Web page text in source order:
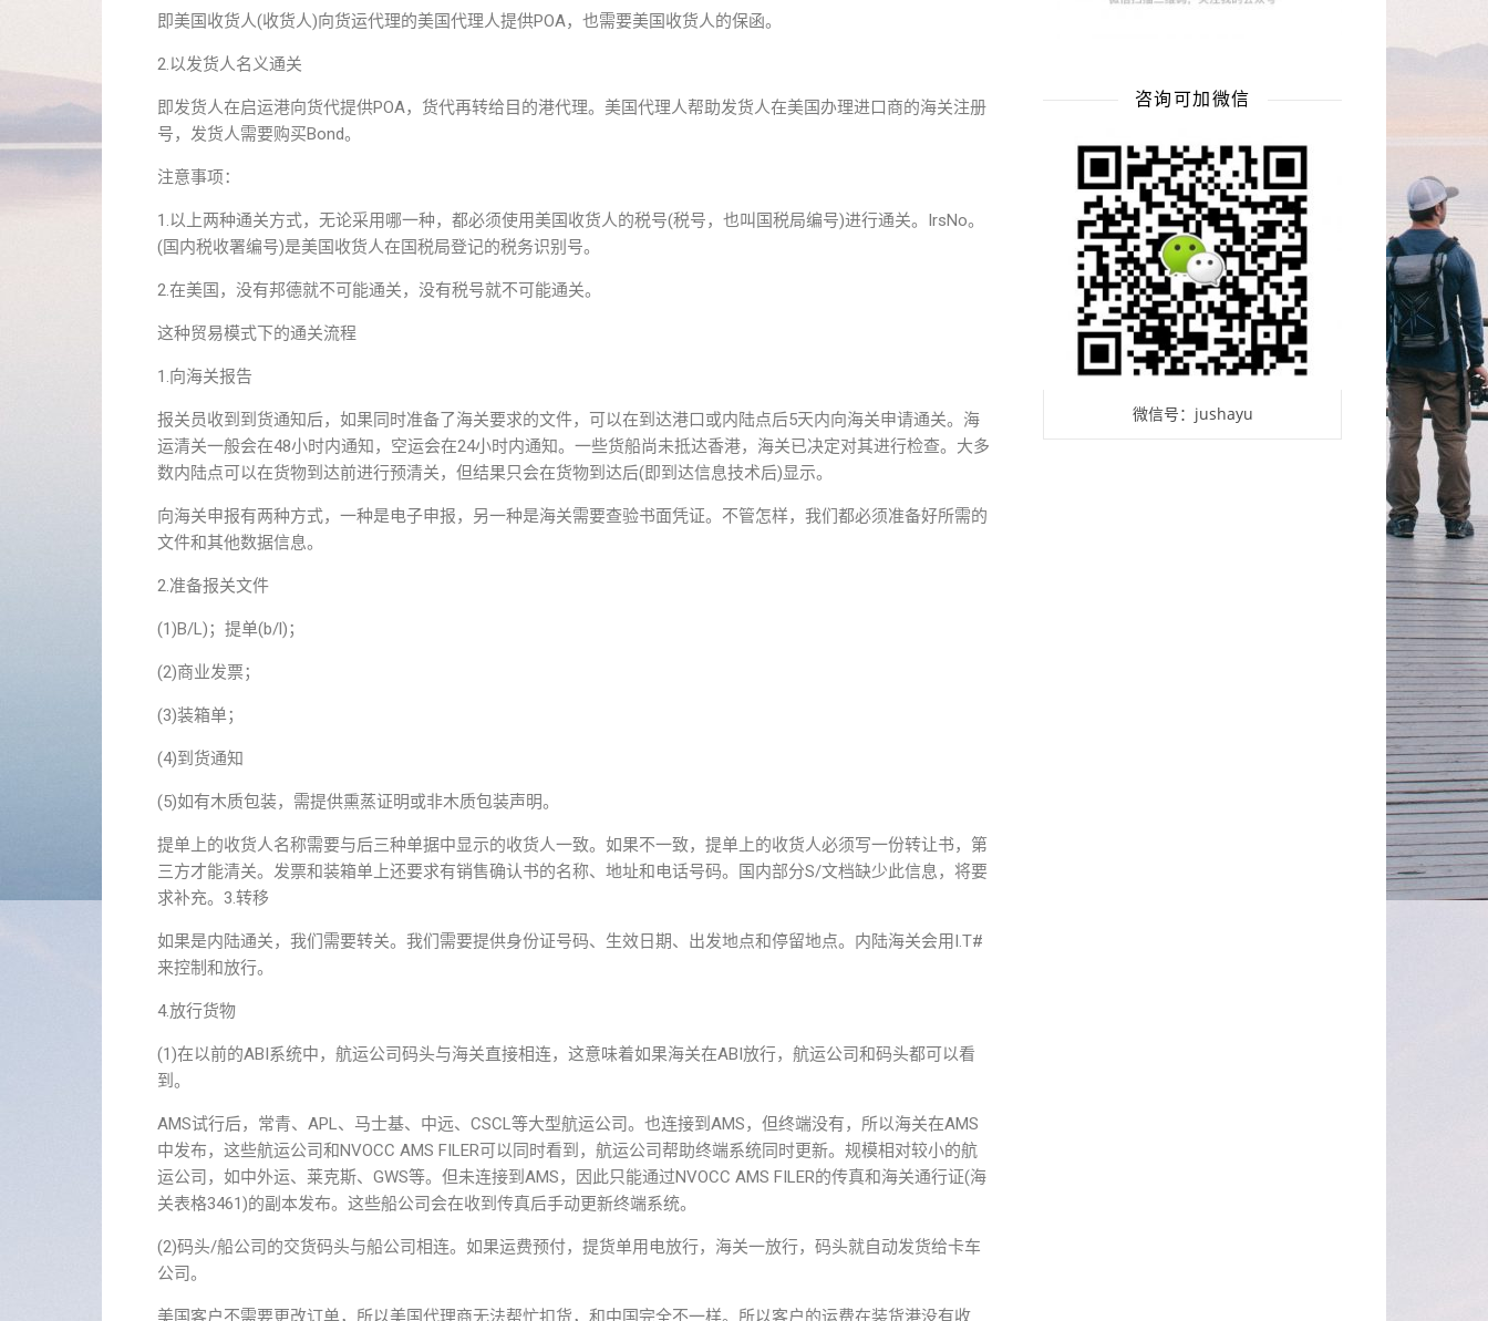
即美国收货人(收货人)向货运代理的美国代理人提供POA，也需要美国收货人的保函。
2.以发货人名义通关
即发货人在启运港向货代提供POA，货代再转给目的港代理。美国代理人帮助发货人在美国办理进口商的海关注册
号，发货人需要购买Bond。
注意事项：
1.以上两种通关方式，无论采用哪一种，都必须使用美国收货人的税号(税号，也叫国税局编号)进行通关。IrsNo。
(国内税收署编号)是美国收货人在国税局登记的税务识别号。
2.在美国，没有邦德就不可能通关，没有税号就不可能通关。
这种贸易模式下的通关流程
1.向海关报告
报关员收到到货通知后，如果同时准备了海关要求的文件，可以在到达港口或内陆点后5天内向海关申请通关。海
运清关一般会在48小时内通知，空运会在24小时内通知。一些货船尚未抵达香港，海关已决定对其进行检查。大多
数内陆点可以在货物到达前进行预清关，但结果只会在货物到达后(即到达信息技术后)显示。
向海关申报有两种方式，一种是电子申报，另一种是海关需要查验书面凭证。不管怎样，我们都必须准备好所需的
文件和其他数据信息。
2.准备报关文件
(1)B/L)；提单(b/l)；
(2)商业发票；
(3)装箱单；
(4)到货通知
(5)如有木质包装，需提供熏蒸证明或非木质包装声明。
提单上的收货人名称需要与后三种单据中显示的收货人一致。如果不一致，提单上的收货人必须写一份转让书，第
三方才能清关。发票和装箱单上还要求有销售确认书的名称、地址和电话号码。国内部分S/文档缺少此信息，将要
求补充。3.转移
如果是内陆通关，我们需要转关。我们需要提供身份证号码、生效日期、出发地点和停留地点。内陆海关会用I.T#
来控制和放行。
4.放行货物
(1)在以前的ABI系统中，航运公司码头与海关直接相连，这意味着如果海关在ABI放行，航运公司和码头都可以看
到。
AMS试行后，常青、APL、马士基、中远、CSCL等大型航运公司。也连接到AMS，但终端没有，所以海关在AMS
中发布，这些航运公司和NVOCC AMS FILER可以同时看到，航运公司帮助终端系统同时更新。规模相对较小的航
运公司，如中外运、莱克斯、GWS等。但未连接到AMS，因此只能通过NVOCC AMS FILER的传真和海关通行证(海
关表格3461)的副本发布。这些船公司会在收到传真后手动更新终端系统。
(2)码头/船公司的交货码头与船公司相连。如果运费预付，提货单用电放行，海关一放行，码头就自动发货给卡车
公司。
美国客户不需要更改订单，所以美国代理商无法帮忙扣货，和中国完全不一样。所以客户的运费在装货港没有收
咨询可加微信
微信号：jushayu